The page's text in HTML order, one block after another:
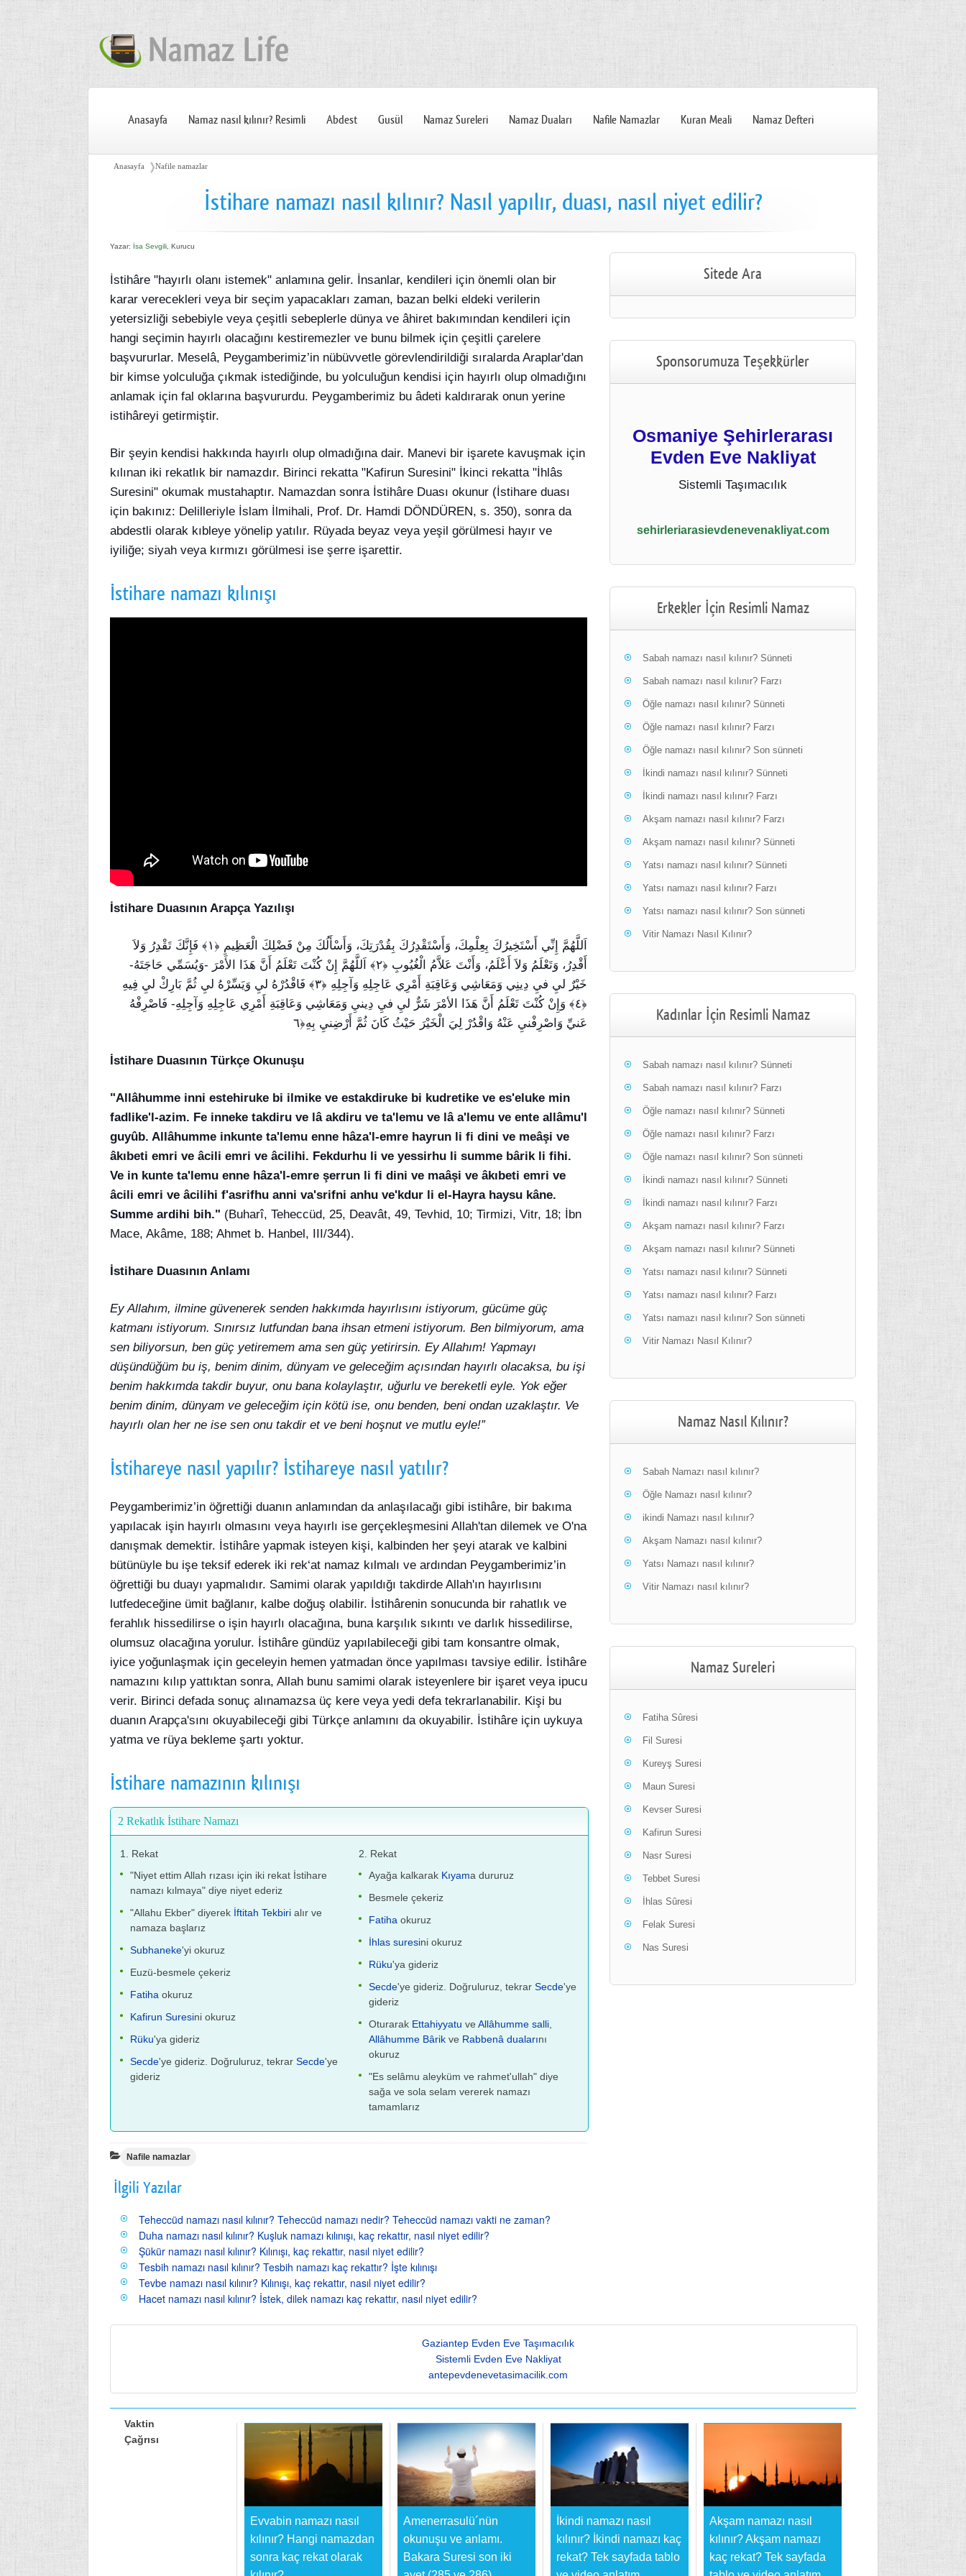
Anasayfa Namaz nasıl kılınır? Resimli Abdest Gusül Namaz Sureleri Namaz Duaları Nafile Namazlar Kuran Meali Namaz Defteri
Anasayfa ❭Nafile namazlar
İstihare namazı nasıl kılınır? Nasıl yapılır, duası, nasıl niyet edilir?
Yazar: İsa Sevgili , Kurucu
İstihâre "hayırlı olanı istemek" anlamına gelir. İnsanlar, kendileri için önemli olan bir
karar verecekleri veya bir seçim yapacakları zaman, bazan belki eldeki verilerin
yetersizliği sebebiyle veya çeşitli sebeplerle dünya ve âhiret bakımından kendileri için
hangi seçimin hayırlı olacağını kestiremezler ve bunu bilmek için çeşitli çarelere
başvururlar. Meselâ, Peygamberimiz’in nübüvvetle görevlendirildiği sıralarda Araplar'dan
bir kimse yolculuğa çıkmak istediğinde, bu yolculuğun kendisi için hayırlı olup olmadığını
anlamak için fal oklarına başvururdu. Peygamberimiz bu âdeti kaldırarak onun yerine
istihâreyi getirmiştir.
Bir şeyin kendisi hakkında hayırlı olup olmadığına dair. Manevi bir işarete kavuşmak için
kılınan iki rekatlık bir namazdır. Birinci rekatta "Kafirun Suresini" İkinci rekatta "İhlâs
Suresini" okumak mustahaptır. Namazdan sonra İstihâre Duası okunur (İstihare duası
için bakınız: Delilleriyle İslam İlmihali, Prof. Dr. Hamdi DÖNDÜREN, s. 350), sonra da
abdestli olarak kıbleye yönelip yatılır. Rüyada beyaz veya yeşil görülmesi hayır ve
iyiliğe; siyah veya kırmızı görülmesi ise şerre işarettir.
İstihare namazı kılınışı
İstihare Duasının Arapça Yazılışı
اَللَّهُمَّ إِنِّي أَسْتَخِيرُكَ بِعِلْمِكَ، وَأَسْتَقْدِرُكَ بِقُدْرَتِكَ، وَأَسْأَلُكَ مِنْ فَضْلِكَ الْعَظِيمِ ﴿١﴾ فَإِنَّكَ تَقْدِرُ وَلاَ
أَقْدِرُ، وَتَعْلَمُ وَلاَ أَعْلَمُ، وَأَنْتَ عَلاَّمُ الْغُيُوبِ ﴿٢﴾ اَللَّهُمَّ إِنْ كُنْتَ تَعْلَمُ أَنَّ هَذَا الأَمْرَ -وَيُسَمِّي حَاجَتَهُ-
خَيْرٌ ليِ فيِ دِينِي وَمَعَاشِي وَعَاقِبَةِ أَمْرِي عَاجِلِهِ وَآجِلِهِ ﴿٣﴾ فَاقْدُرْهُ ليِ وَيَسِّرْهُ ليِ ثُمَّ بَارِكْ ليِ فِيهِ
﴿٤﴾ وَإِنْ كُنْتَ تَعْلَمُ أَنَّ هَذَا الأمْرَ شَرٌّ ليِ فيِ دِينيِ وَمَعَاشِي وَعَاقِبَةِ أَمْرِي عَاجِلِهِ وَآجِلِهِ- فَاصْرِفْهُ
عَنيِّ وَاصْرِفْنيِ عَنْهُ وَاقْدُرْ لِيَ الْخَيْرَ حَيْثُ كَانَ ثُمَّ أَرْضِنيِ بِهِ﴿٦
İstihare Duasının Türkçe Okunuşu
"Allâhumme inni estehiruke bi ilmike ve estakdiruke bi kudretike ve es'eluke min
fadlike'l-azim. Fe inneke takdiru ve lâ akdiru ve ta'lemu ve lâ a'lemu ve ente allâmu'l
guyûb. Allâhumme inkunte ta'lemu enne hâza'l-emre hayrun li fi dini ve meâşi ve
âkıbeti emri ve âcili emri ve âcilihi. Fekdurhu li ve yessirhu li summe bârik li fihi.
Ve in kunte ta'lemu enne hâza'l-emre şerrun li fi dini ve maâşi ve âkıbeti emri ve
âcili emri ve âcilihi f'asrifhu anni va'srifni anhu ve'kdur li el-Hayra haysu kâne.
Summe ardihi bih." (Buharî, Teheccüd, 25, Deavât, 49, Tevhid, 10; Tirmizi, Vitr, 18; İbn
Mace, Akâme, 188; Ahmet b. Hanbel, III/344).
İstihare Duasının Anlamı
Ey Allahım, ilmine güvenerek senden hakkımda hayırlısını istiyorum, gücüme güç
katmanı istiyorum. Sınırsız lutfundan bana ihsan etmeni istiyorum. Ben bilmiyorum, ama
sen biliyorsun, ben güç yetiremem ama sen güç yetirirsin. Ey Allahım! Yapmayı
düşündüğüm bu iş, benim dinim, dünyam ve geleceğim açısından hayırlı olacaksa, bu işi
benim hakkımda takdir buyur, onu bana kolaylaştır, uğurlu ve bereketli eyle. Yok eğer
benim dinim, dünyam ve geleceğim için kötü ise, onu benden, beni ondan uzaklaştır. Ve
hayırlı olan her ne ise sen onu takdir et ve beni hoşnut ve mutlu eyle!”
İstihareye nasıl yapılır? İstihareye nasıl yatılır?
Peygamberimiz’in öğrettiği duanın anlamından da anlaşılacağı gibi istihâre, bir bakıma
yapılacak işin hayırlı olmasını veya hayırlı ise gerçekleşmesini Allah'tan dilemek ve O'na
danışmak demektir. İstihâre yapmak isteyen kişi, kalbinden her şeyi atarak ve kalbini
bütünüyle bu işe teksif ederek iki rek‘at namaz kılmalı ve ardından Peygamberimiz’in
öğrettiği bu duayı yapmalıdır. Samimi olarak yapıldığı takdirde Allah'ın hayırlısını
lutfedeceğine ümit bağlanır, kalbe doğuş olabilir. İstihârenin sonucunda bir rahatlık ve
ferahlık hissedilirse o işin hayırlı olacağına, buna karşılık sıkıntı ve darlık hissedilirse,
olumsuz olacağına yorulur. İstihâre gündüz yapılabileceği gibi tam konsantre olmak,
iyice yoğunlaşmak için geceleyin hemen yatmadan önce yapılması tavsiye edilir. İstihâre
namazını kılıp yattıktan sonra, Allah bunu samimi olarak isteyenlere bir işaret veya ipucu
verir. Birinci defada sonuç alınamazsa üç kere veya yedi defa tekrarlanabilir. Kişi bu
duanın Arapça'sını okuyabileceği gibi Türkçe anlamını da okuyabilir. İstihâre için uykuya
yatma ve rüya bekleme şartı yoktur.
İstihare namazının kılınışı
2 Rekatlık İstihare Namazı
1. Rekat
"Niyet ettim Allah rızası için iki rekat İstihare
namazı kılmaya" diye niyet ederiz
"Allahu Ekber" diyerek İftitah Tekbiri alır ve
namaza başlarız
Subhaneke'yi okuruz
Euzü-besmele çekeriz
Fatiha okuruz
Kafirun Suresini okuruz
Rüku'ya gideriz
Secde'ye gideriz. Doğruluruz, tekrarSecde'ye
gideriz
2. Rekat
Ayağa kalkarak Kıyama dururuz
Besmele çekeriz
Fatiha okuruz
İhlas suresini okuruz
Rüku'ya gideriz
Secde'ye gideriz. Doğruluruz, tekrarSecde'ye
gideriz
Oturarak Ettahiyyatu veAllâhumme salli
Allâhumme Bârik ve Rabbenâ dualarını
okuruz
"Es selâmu aleyküm ve rahmet'ullah" diye
sağa ve sola selam vererek namazı
tamamlarız
Nafile namazlar
Sitede Ara
Sponsorumuza Teşekkürler
Osmaniye Şehirlerarası
Evden Eve Nakliyat
Sistemli Taşımacılık
sehirleriarasievdenevenakliyat.com
Erkekler İçin Resimli Namaz
Sabah namazı nasıl kılınır? Sünneti
Sabah namazı nasıl kılınır? Farzı
Öğle namazı nasıl kılınır? Sünneti
Öğle namazı nasıl kılınır? Farzı
Öğle namazı nasıl kılınır? Son sünneti
İkindi namazı nasıl kılınır? Sünneti
İkindi namazı nasıl kılınır? Farzı
Akşam namazı nasıl kılınır? Farzı
Akşam namazı nasıl kılınır? Sünneti
Yatsı namazı nasıl kılınır? Sünneti
Yatsı namazı nasıl kılınır? Farzı
Yatsı namazı nasıl kılınır? Son sünneti
Vitir Namazı Nasıl Kılınır?
Kadınlar İçin Resimli Namaz
Sabah namazı nasıl kılınır? Sünneti
Sabah namazı nasıl kılınır? Farzı
Öğle namazı nasıl kılınır? Sünneti
Öğle namazı nasıl kılınır? Farzı
Öğle namazı nasıl kılınır? Son sünneti
İkindi namazı nasıl kılınır? Sünneti
İkindi namazı nasıl kılınır? Farzı
Akşam namazı nasıl kılınır? Farzı
Akşam namazı nasıl kılınır? Sünneti
Yatsı namazı nasıl kılınır? Sünneti
Yatsı namazı nasıl kılınır? Farzı
Yatsı namazı nasıl kılınır? Son sünneti
Vitir Namazı Nasıl Kılınır?
Namaz Nasıl Kılınır?
Sabah Namazı nasıl kılınır?
Öğle Namazı nasıl kılınır?
ikindi Namazı nasıl kılınır?
Akşam Namazı nasıl kılınır?
Yatsı Namazı nasıl kılınır?
Vitir Namazı nasıl kılınır?
Namaz Sureleri
Fatiha Sûresi
Fil Suresi
Kureyş Suresi
Maun Suresi
Kevser Suresi
Kafirun Suresi
Nasr Suresi
Tebbet Suresi
İhlas Sûresi
Felak Suresi
Nas Suresi
İlgili Yazılar
Teheccüd namazı nasıl kılınır? Teheccüd namazı nedir? Teheccüd namazı vakti ne zaman?
Duha namazı nasıl kılınır? Kuşluk namazı kılınışı, kaç rekattır, nasıl niyet edilir?
Şükür namazı nasıl kılınır? Kılınışı, kaç rekattır, nasıl niyet edilir?
Tesbih namazı nasıl kılınır? Tesbih namazı kaç rekattır? İşte kılınışı
Tevbe namazı nasıl kılınır? Kılınışı, kaç rekattır, nasıl niyet edilir?
Hacet namazı nasıl kılınır? İstek, dilek namazı kaç rekattır, nasıl niyet edilir?
Gaziantep Evden Eve Taşımacılık
Sistemli Evden Eve Nakliyat
antepevdenevetasimacilik.com
Vaktin
Çağrısı
Akşam namazı nasıl
kılınır? Akşam namazı
kaç rekat? Tek sayfada
İkindi namazı nasıl
kılınır? İkindi namazı kaç
rekat? Tek sayfada tablo
Amenerrasulü´nün
okunuşu ve anlamı.
Bakara Suresi son iki
Evvabin namazı nasıl
kılınır? Hangi namazdan
sonra kaç rekat olarak